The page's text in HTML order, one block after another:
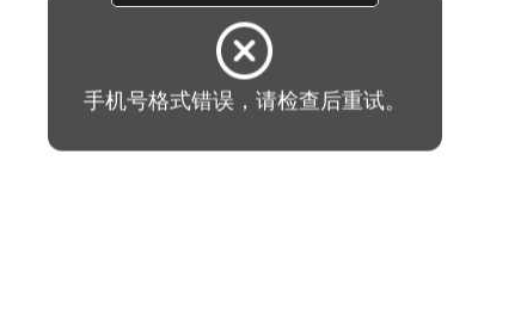
手机号格式错误，请检查后重试。